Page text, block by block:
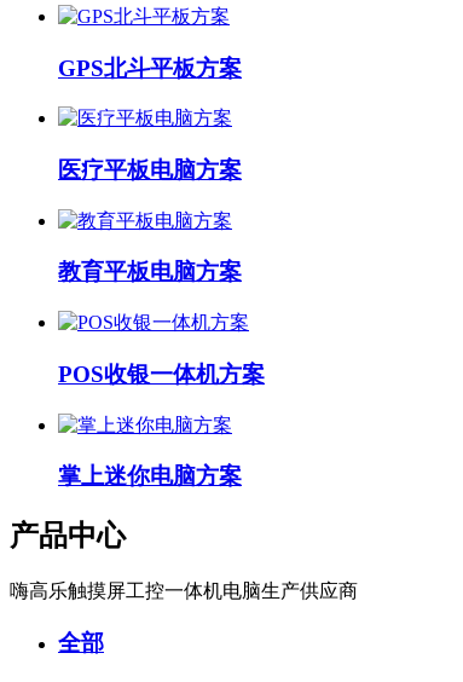
GPS北斗平板方案
医疗平板电脑方案
教育平板电脑方案
POS收银一体机方案
掌上迷你电脑方案
产品中心
嗨高乐触摸屏工控一体机电脑生产供应商
全部